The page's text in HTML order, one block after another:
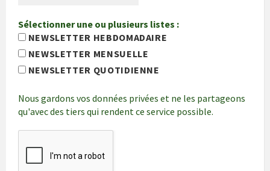
Sélectionner une ou plusieurs listes :
NEWSLETTER HEBDOMADAIRE
NEWSLETTER MENSUELLE
NEWSLETTER QUOTIDIENNE
Nous gardons vos données privées et ne les partageons
qu'avec des tiers qui rendent ce service possible.